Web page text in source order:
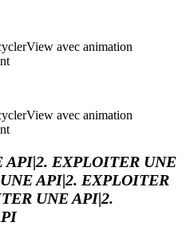
avec animation
avec animation
API|2. EXPLOITER UNE
API|2. EXPLOITER
UNE API|2.